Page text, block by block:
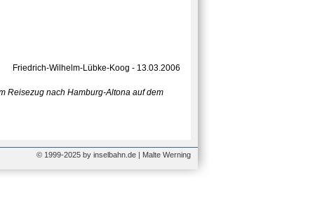
Friedrich-Wilhelm-Lübke-Koog - 13.03.2006
Reisezug nach Hamburg-Altona auf dem
© 1999-2025 by inselbahn.de | Malte Werning